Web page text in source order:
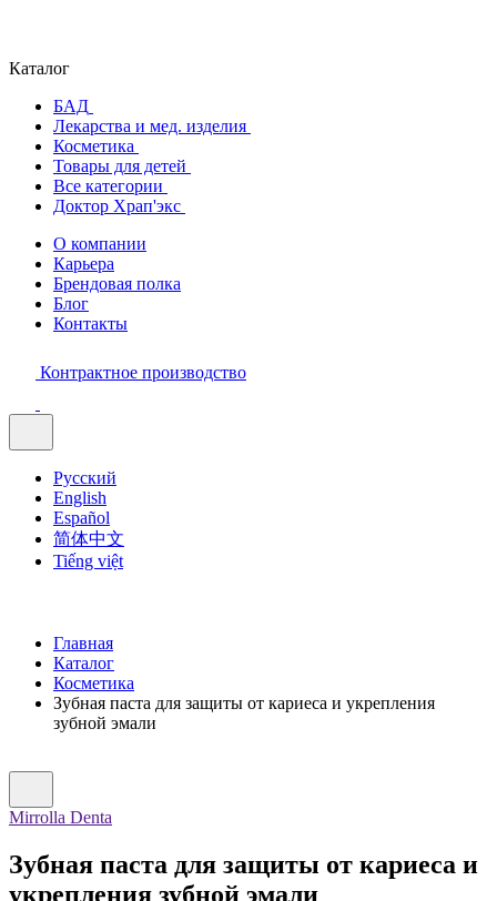
Каталог
БАД
Лекарства и мед. изделия
Косметика
Товары для детей
Все категории
Доктор Храп'экс
О компании
Карьера
Брендовая полка
Блог
Контакты
Контрактное производство
Русский
English
Español
简体中文
Tiếng việt
Главная
Каталог
Косметика
Зубная паста для защиты от кариеса и укрепления
зубной эмали
Mirrolla Denta
Зубная паста для защиты от кариеса и
укрепления зубной эмали